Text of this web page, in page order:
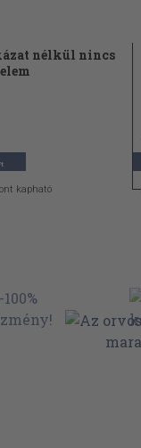
nélkül nincs
kapható